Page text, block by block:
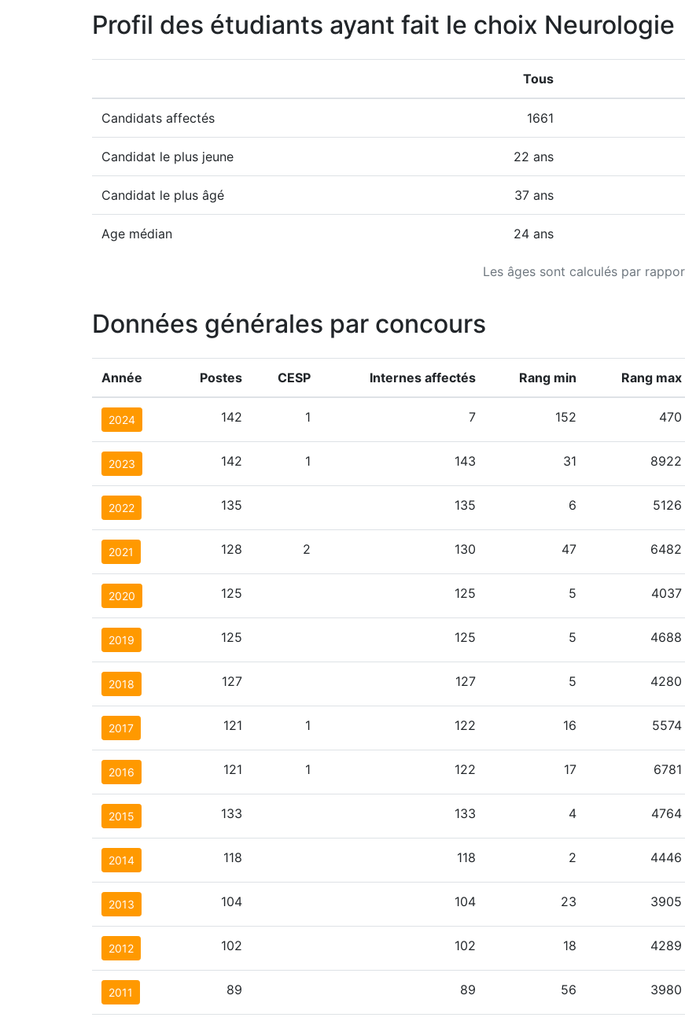
Profil des étudiants ayant fait le choix Neurologie
Les âges sont calculés par
Tous
Candidats affectés 1661
Candidat le plus jeune 22 ans
Candidat le plus âgé 37 ans
Age médian 24 ans
Données générales par concours
Année Postes CESP Internes affectés Rang min Rang max
2024 142 1 7 152 470
2023 142 1 143 31 8922
2022 135 135 6 5126
2021 128 2 130 47 6482
2020 125 125 5 4037
2019 125 125 5 4688
2018 127 127 5 4280
2017 121 1 122 16 5574
2016 121 1 122 17 6781
2015 133 133 4 4764
2014 118 118 2 4446
2013 104 104 23 3905
2012 102 102 18 4289
2011 89 89 56 3980